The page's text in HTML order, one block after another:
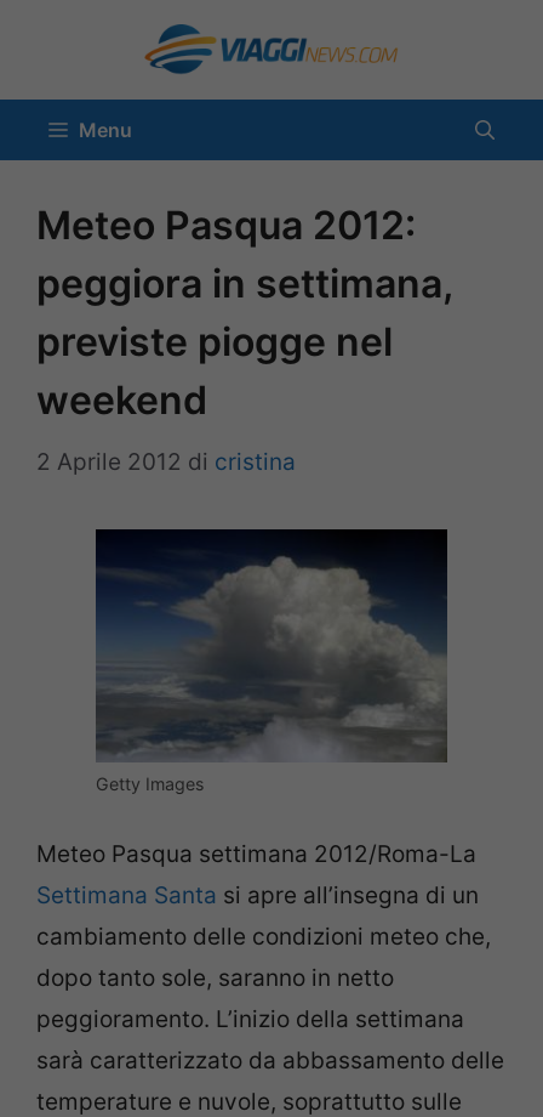
contenuto
Menu
Meteo Pasqua 2012:
peggiora in settimana,
previste piogge nel
weekend
2 Aprile 2012 di cristina
Getty Images
Meteo Pasqua settimana 2012/Roma-La
Settimana Santa si apre all’insegna di un
cambiamento delle condizioni meteo che,
dopo tanto sole, saranno in netto
peggioramento. L’inizio della settimana
sarà caratterizzato da abbassamento delle
temperature e nuvole, soprattutto sulle